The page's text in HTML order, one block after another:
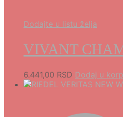
Dodajte u listu želja
VIVANT
6.441,00 RSD Dodaj u